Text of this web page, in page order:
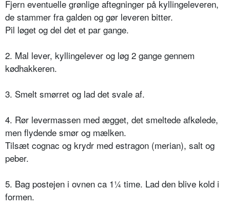
Fjern eventuelle grønlige aftegninger på kyllingeleveren,
de stammer fra galden og gør leveren bitter.
Pil løget og del det et par gange.
2. Mal lever, kyllingelever og løg 2 gange gennem
kødhakkeren.
3. Smelt smørret og lad det svale af.
4. Rør levermassen med ægget, det smeltede afkølede,
men flydende smør og mælken.
Tilsæt cognac og krydr med estragon (merian), salt og
peber.
5. Bag postejen i ovnen ca 1¼ time. Lad den blive kold i
formen.